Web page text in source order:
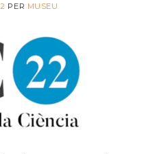
PER MUSEU